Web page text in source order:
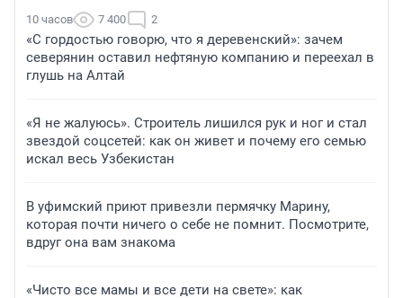
10 часов 7 400 2
«С гордостью говорю, что я деревенский»: зачем
северянин оставил нефтяную компанию и переехал в
глушь на Алтай
«Я не жалуюсь». Строитель лишился рук и ног и стал
звездой соцсетей: как он живет и почему его семью
искал весь Узбекистан
В уфимский приют привезли пермячку Марину,
которая почти ничего о себе не помнит. Посмотрите,
вдруг она вам знакома
«Чисто все мамы и все дети на свете»: как